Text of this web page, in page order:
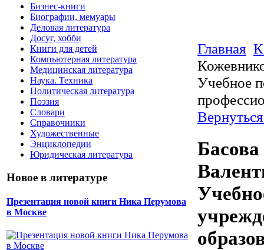
Бизнес-книги
Биографии, мемуары
Деловая литература
Досуг, хобби
Книги для детей
Компьютерная литература
Медицинская литература
Наука. Техника
Политическая литература
Поэзия
Словари
Справочники
Художественные
Энциклопедии
Юридическая литература
Новое в литературе
Презентация новой книги Ника Перумова
в Москве
Главная
Учебное